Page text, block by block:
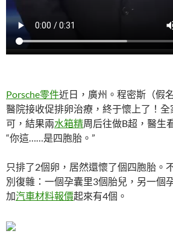
Porsche零件近日，廣州。程密斯（假
醫院接收促排卵治療，終于懷上了！
可，結果兩水箱精周后往做B超，醫生
“你這……是四胞胎。”
只排了2個卵，居然還懷了個四胞胎。
別復雜：一個孕囊里3個胎兒，另一個
加汽車材料報價起來有4個。